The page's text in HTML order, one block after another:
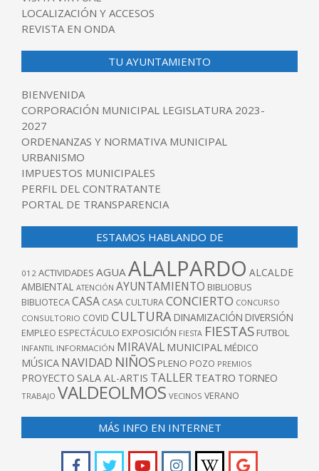
LOCALIZACIÓN Y ACCESOS
REVISTA EN ONDA
TU AYUNTAMIENTO
BIENVENIDA
CORPORACIÓN MUNICIPAL LEGISLATURA 2023-
2027
ORDENANZAS Y NORMATIVA MUNICIPAL
URBANISMO
IMPUESTOS MUNICIPALES
PERFIL DEL CONTRATANTE
PORTAL DE TRANSPARENCIA
ESTAMOS HABLANDO DE
012 ACTIVIDADES AGUA ALALPARDO ALCALDE
AMBIENTAL ATENCIÓN AYUNTAMIENTO BIBLIOBUS
BIBLIOTECACASA CASA CULTURACONCIERTO CONCURSO
CONSULTORIO COVID CULTURA DINAMIZACIÓN DIVERSIÓN
EMPLEO ESPECTÁCULO EXPOSICIÓN FIESTA FIESTAS FUTBOL
INFANTIL INFORMACIÓN MIRAVAL MUNICIPAL MÉDICO
MÚSICA NAVIDAD NIÑOS PLENO POZO PREMIOS
PROYECTO SALA AL-ARTIS TALLER TEATRO TORNEO
TRABAJO VALDEOLMOS VECINOS VERANO
MÁS INFO EN INTERNET